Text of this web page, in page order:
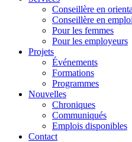
Conseillère en
Conseillère en emploi
Pour les femmes
Pour les employeurs
Projets
Événements
Formations
Programmes
Nouvelles
Chroniques
Communiqués
Emplois disponibles
Contact